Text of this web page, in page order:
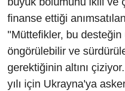
finanse ettiği
"Müttefikler, bu
öngörülebilir ve
gerektiğinin altını
yılı için Ukrayna'ya